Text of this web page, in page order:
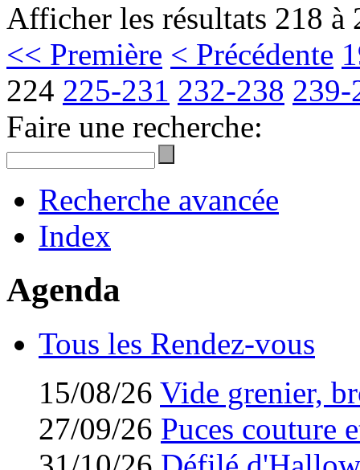
Afficher les résultats 218 à
<< Première < Précédente
224 225-231 232-238 239-
Faire une recherche:
Recherche avancée
Index
Agenda
Tous les Rendez-vous
15/08/26 Vide grenier,
27/09/26 Puces couture